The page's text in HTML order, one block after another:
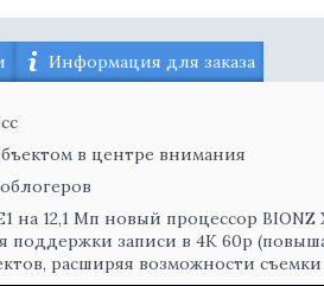
Информация для заказа
в центре внимания
на 12,1 Мп новый процессор BIONZ
поддержки записи в 4K 60p
расширяя возможности